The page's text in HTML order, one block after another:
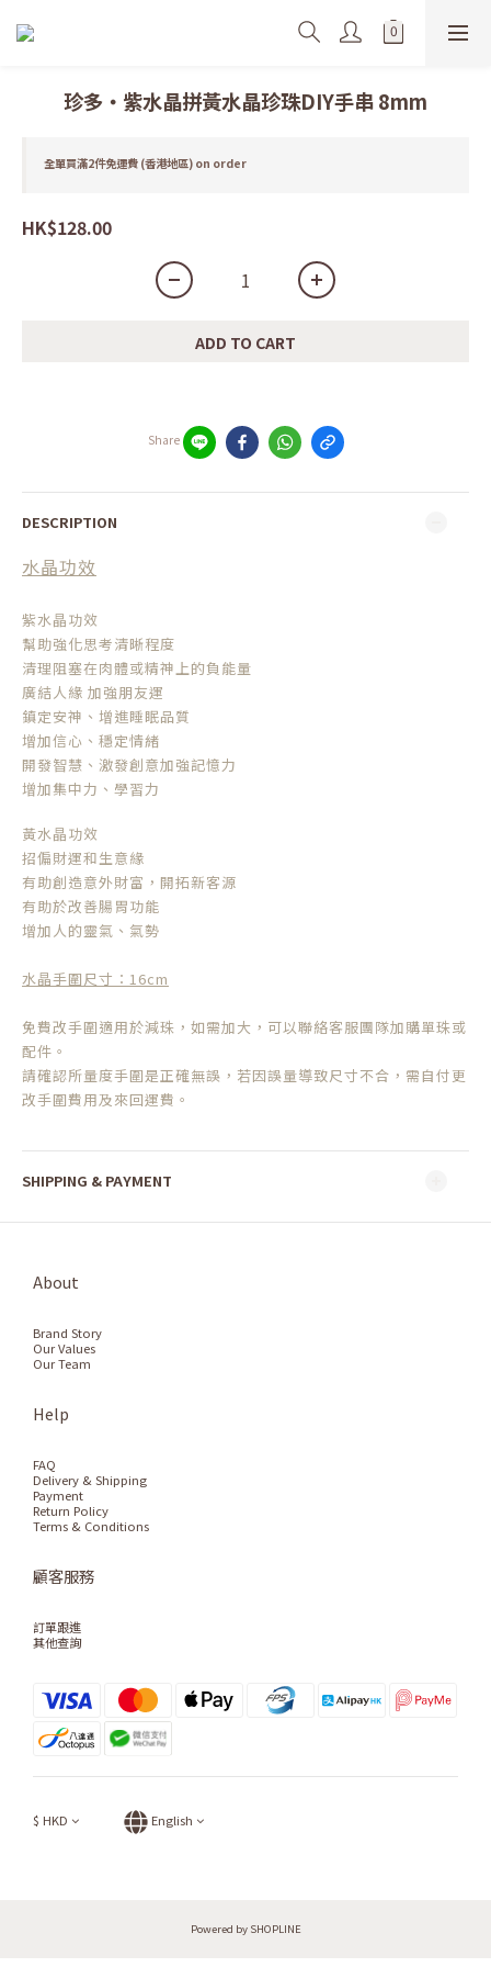
珍多・紫水晶拼黃水晶珍珠DIY手串 8mm
全單買滿2件免運費 (香港地區) on order
HK$128.00
ADD TO CART
Share
DESCRIPTION
水晶功效
紫水晶功效
幫助強化思考清晰程度
清理阻塞在肉體或精神上的負能量
廣結人緣 加強朋友運
鎮定安神、增進睡眠品質
增加信心、穩定情緒
開發智慧、激發創意加強記憶力
增加集中力、學習力
黃水晶功效
招偏財運和生意緣
有助創造意外財富，開拓新客源
有助於改善腸胃功能
增加人的靈氣、氣勢
水晶手圍尺寸：16cm
免費改手圍適用於減珠，如需加大，可以聯絡客服團隊加購單珠或
配件。
請確認所量度手圍是正確無誤，若因誤量導致尺寸不合，需自付更
改手圍費用及來回運費。
SHIPPING & PAYMENT
About
Brand Story
Our Values
Our Team
Help
FAQ
Delivery & Shipping
Payment
Return Policy
Terms & Conditions
顧客服務
訂單跟進
其他查詢
$ HKD English
Powered by SHOPLINE